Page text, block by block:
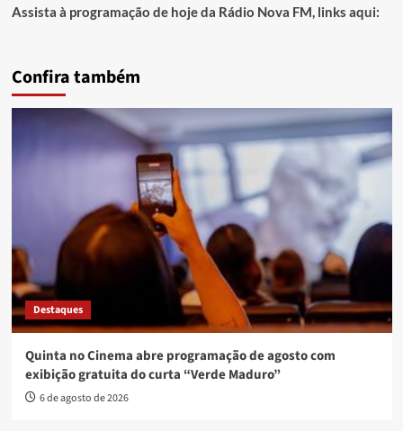
Assista à programação de hoje da Rádio Nova FM, links aqui:
Confira também
Destaques
Quinta no Cinema abre programação de agosto com
exibição gratuita do curta “Verde Maduro”
6 de agosto de 2026